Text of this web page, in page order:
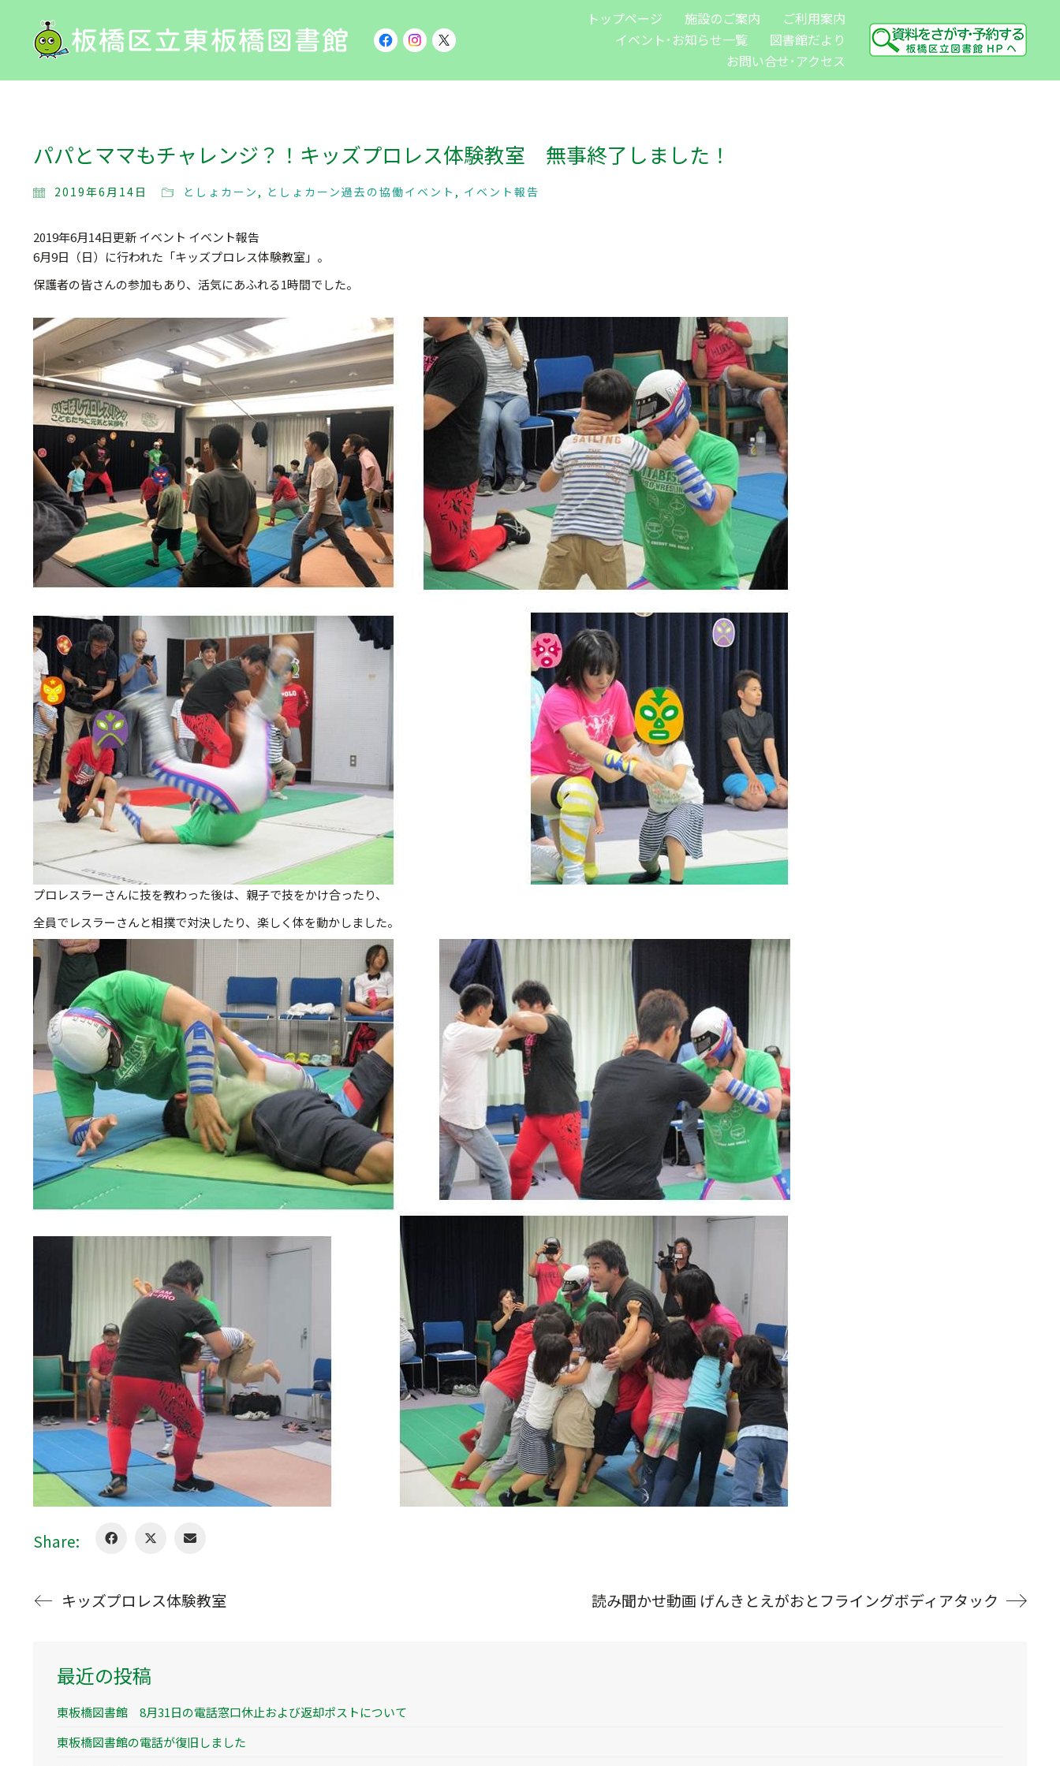
トップページ 施設のご案内
ご利用案内
イベント･お知らせ一覧
図書館だより
お問い合せ･アクセス
パパとママもチャレンジ？！キッズプロレス体験教室 無事終了しました！
2019年6月14日 としょカーン , としょカーン過去の協働イベント , イベント報告
2019年6月14日更新 イベント イベント報告
6月9日（日）に行われた「キッズプロレス体験教室」。
保護者の皆さんの参加もあり、活気にあふれる1時間でした。
プロレスラーさんに技を教わった後は、親子で技をかけ合ったり、
全員でレスラーさんと相撲で対決したり、楽しく体を動かしました。
Share:
キッズプロレス体験教室 読み聞かせ動画 げんきとえがおとフライングボディアタック
最近の投稿
東板橋図書館 8月31日の電話窓口休止および返却ポストについて
東板橋図書館の電話が復旧しました